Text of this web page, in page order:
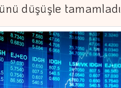
düşüşle